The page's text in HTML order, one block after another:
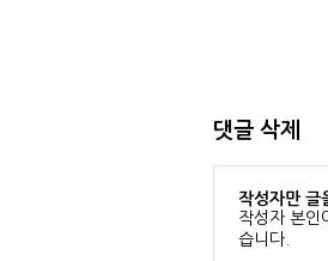
댓글 삭제
작성자만 글
작성자 본인
습니다.